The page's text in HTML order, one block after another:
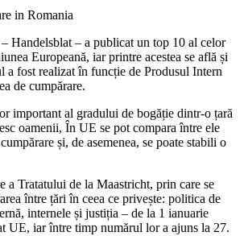
Handelsblat – a publicat un top 10 al celor
Europeană, iar printre acestea se află și
a fost realizat în funcție de Produsul Intern
de cumpărare.
important al gradului de bogăție dintr-o țară
oamenii, În UE se pot compara între ele
și, de asemenea, se poate stabili o
a Tratatului de la Maastricht, prin care se
între țări în ceea ce privește: politica de
internele și justiția – de la 1 ianuarie
UE, iar între timp numărul lor a ajuns la 27.